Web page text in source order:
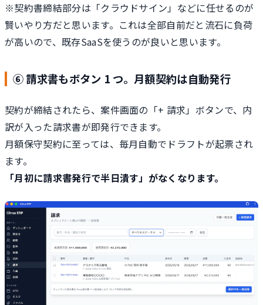
※契約書締結部分は「クラウドサイン」などに任せるのが
賢いやり方だと思います。これは全部自前だと流石に負荷
が高いので、既存SaaSを使うのが良いと思います。
⑥ 請求書もボタン 1 つ。月額契約は自動発行
契約が締結されたら、案件画面の「+ 請求」ボタンで、内
訳が入った請求書が即発行できます。
月額保守契約に至っては、毎月自動でドラフトが起票され
ます。
「月初に請求書発行で半日潰す」がなくなります。